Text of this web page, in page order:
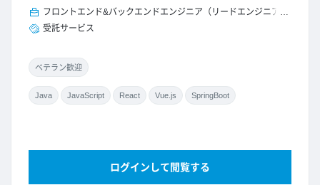
フロントエンド&バックエンドエンジニア（リードエンジニア）
受託サービス
ベテラン歓迎
Java JavaScript React Vue.js SpringBoot
ログインして閲覧する